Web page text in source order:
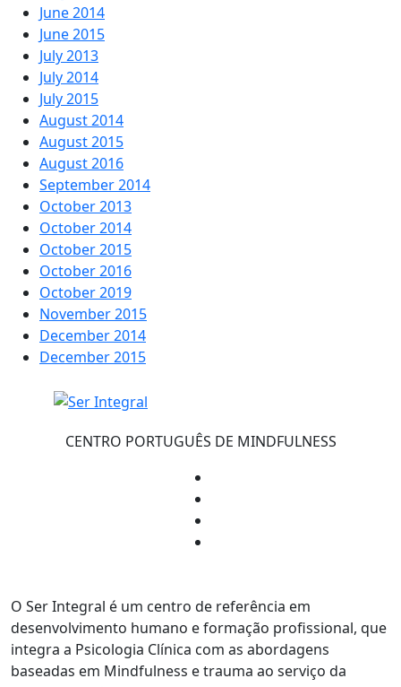
June 2014
June 2015
July 2013
July 2014
July 2015
August 2014
August 2015
August 2016
September 2014
October 2013
October 2014
October 2015
October 2016
October 2019
November 2015
December 2014
December 2015
CENTRO PORTUGUÊS DE MINDFULNESS
O Ser Integral é um centro de referência em
desenvolvimento humano e formação profissional, que
integra a Psicologia Clínica com as abordagens
baseadas em Mindfulness e trauma ao serviço da